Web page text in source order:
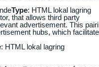
Type: HTML lokal lagring
that allows third party
advertisement. This
hubs, which
: HTML lokal lagring